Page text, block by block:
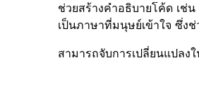
ช่วยสร้างคำอธิบายโค้ด เช่
เป็นภาษาที่มนุษย์เข้าใจ ซึ่ง
สามารถจับการเปลี่ยนแปลง